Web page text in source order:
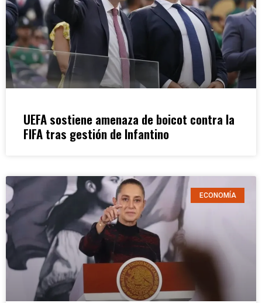
UEFA sostiene amenaza de boicot contra la
FIFA tras gestión de Infantino
ECONOMÍA